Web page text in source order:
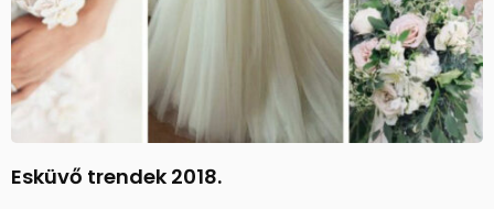
Esküvő trendek 2018.